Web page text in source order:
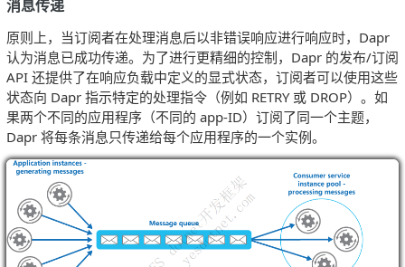
消息传递
原则上，当订阅者在处理消息后以非错误响应进行响应时，Dapr
认为消息已成功传递。为了进行更精细的控制，Dapr 的发布/订阅
API 还提供了在响应负载中定义的显式状态，订阅者可以使用这些
状态向 Dapr 指示特定的处理指令（例如 RETRY 或 DROP）。如
果两个不同的应用程序（不同的 app-ID）订阅了同一个主题，
Dapr 将每条消息只传递给每个应用程序的一个实例。